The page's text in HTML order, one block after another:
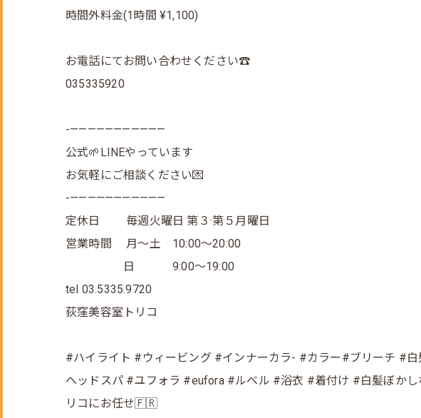
時間外料金(1時間 ¥1,100)
お電話にてお問い合わせください☎
035335920
-———————————
公式🌱LINEやっています
お気軽にご相談ください💌
-———————————
定休日 毎週火曜日 第３·第５月曜日
営業時間 月～土 10:00～20:00
日 9:00～19:00
tel 03.5335.9720
荻窪美容室トリコ
#ハイライト #ウィービング #インナーカラ- #カラー#ブリーチ #
ヘッドスパ #ユフォラ #eufora #ルベル #浴衣 #着付け #白髪ぼ
リコにお任せ🇫🇷